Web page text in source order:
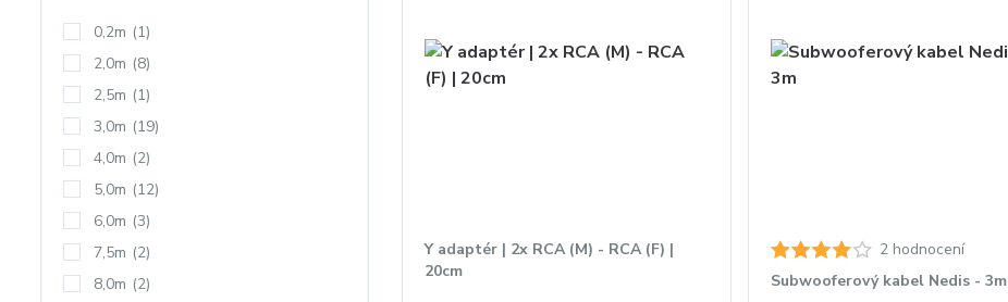
Y adaptér | 2x RCA (M) - RCA (F) |
20cm
2 hodnocení
Subwooferový kabel Nedis - 3m
0,2m (1)
2,0m (8)
2,5m (1)
3,0m (19)
4,0m (2)
5,0m (12)
6,0m (3)
7,5m (2)
8,0m (2)